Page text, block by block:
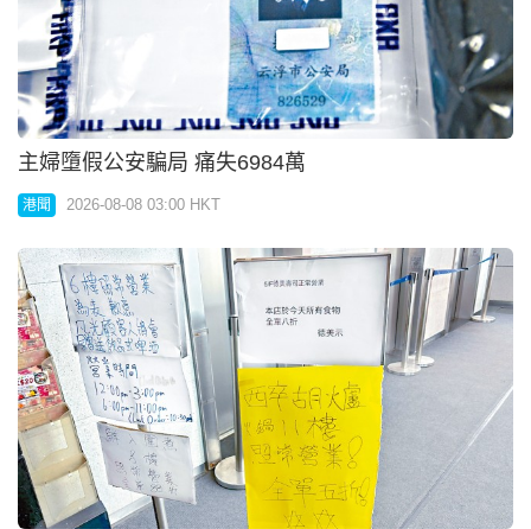
黑漢掃場水浸𨋢商廈半癱
港聞 2026-08-08 03:00 HKT